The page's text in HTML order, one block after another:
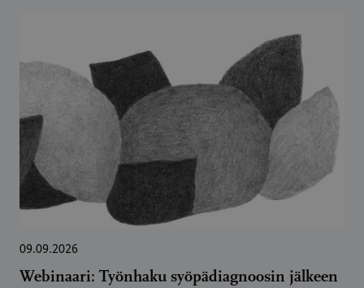
09.09.2026
Webinaari: Työnhaku syöpädiagnoosin jälkeen